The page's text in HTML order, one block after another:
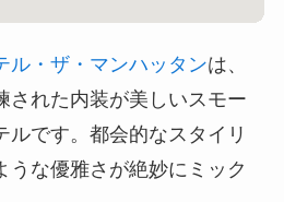
ル・ザ・マンハッタンは、
された内装が美しいスモー
ルです。都会的なスタイリ
うな優雅さが絶妙にミック